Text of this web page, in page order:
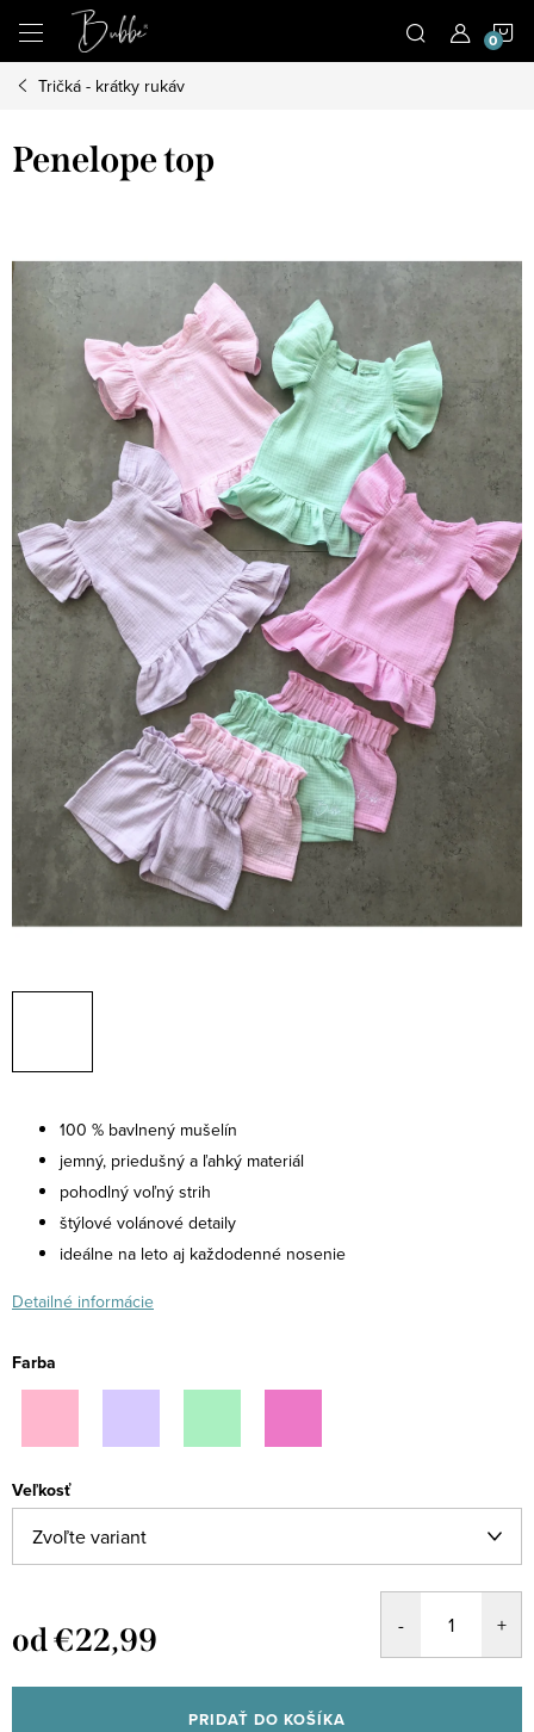
obsah
Tričká - krátky rukáv
Penelope top
100 % bavlnený mušelín
jemný, priedušný a ľahký materiál
pohodlný voľný strih
štýlové volánové detaily
ideálne na leto aj každodenné nosenie
Detailné informácie
Farba
Veľkosť
od€22,99
cena:
PRIDAŤ DO KOŠÍKA